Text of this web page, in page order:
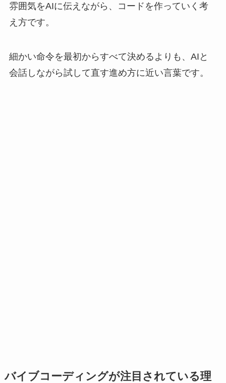
雰囲気をAIに伝えながら、コードを作っていく考
え方です。
細かい命令を最初からすべて決めるよりも、AIと
会話しながら試して直す進め方に近い言葉です。
バイブコーディングが注目されている理